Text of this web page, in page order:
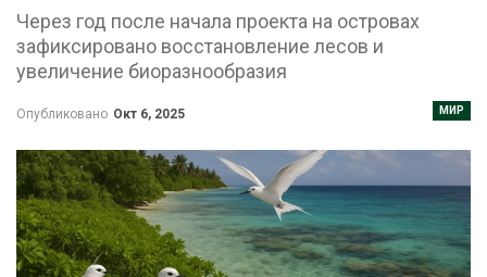
Через год после начала проекта на островах
зафиксировано восстановление лесов и
увеличение биоразнообразия
МИР
Опубликовано Окт 6, 2025